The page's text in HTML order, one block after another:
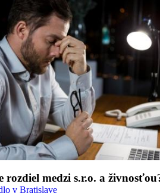
rozdiel medzi s.r.o. a